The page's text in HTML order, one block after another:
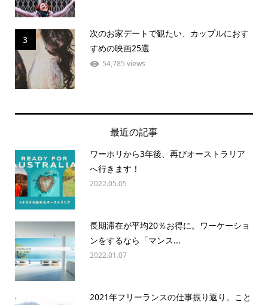
3
次のお家デートで観たい、カップルにおす
すめの映画25選
54,785 views
最近の記事
ワーホリから3年後、再びオーストラリア
へ行きます！
2022.05.05
長期滞在が平均20％お得に。ワーケーショ
ンをするなら「マンス...
2022.01.07
2021年フリーランスの仕事振り返り。こと